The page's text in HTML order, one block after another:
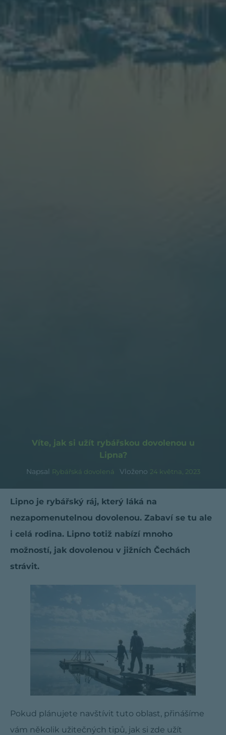
Víte, jak si užít rybářskou dovolenou u
Lipna?
Napsal Rybářská dovolená Vloženo 24 května, 2023
Lipno je rybářský ráj, který láká na
nezapomenutelnou dovolenou. Zabaví se tu ale
i celá rodina. Lipno totiž nabízí mnoho
možností, jak dovolenou v jižních Čechách
strávit.
Pokud plánujete navštívit tuto oblast, přinášíme
vám několik užitečných tipů, jak si zde užít